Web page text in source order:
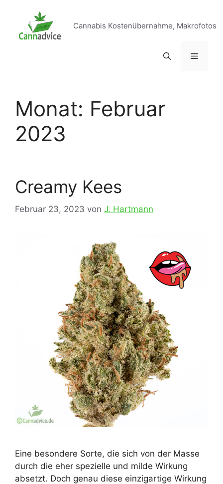
springen
Cannabis Kostenübernahme, Makrofotos
Menü
Monat: Februar
2023
Creamy Kees
Februar 23, 2023 von J. Hartmann
Eine besondere Sorte, die sich von der Masse
durch die eher spezielle und milde Wirkung
absetzt. Doch genau diese einzigartige Wirkung